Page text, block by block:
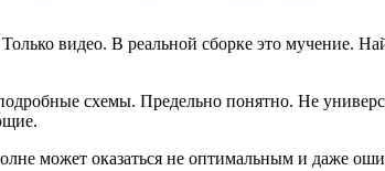
видео. В реальной сборке это мучение.
схемы. Предельно понятно. Не
может оказаться не оптимальным и даже